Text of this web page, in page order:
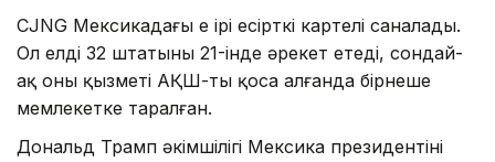
CJNG Мексикадағы ең ірі есірткі картелі саналады.
Ол елдің 32 штатының 21-інде әрекет етеді, сондай-
ақ оның қызметі АҚШ-ты қоса алғанда бірнеше
мемлекетке таралған.
Дональд Трамп әкімшілігі Мексика президентінің